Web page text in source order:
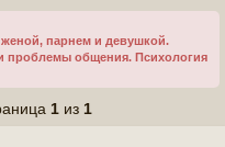
i
парнем и девушкой.
проблемы общения. Психология
1 из 1